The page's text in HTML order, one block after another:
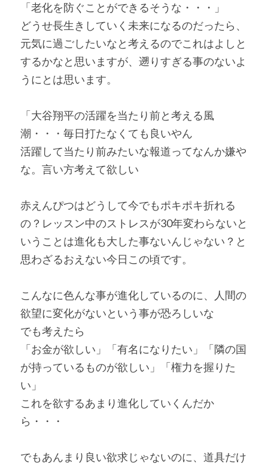
「老化を防ぐことができるそうな・・・」
どうせ長生きしていく未来になるのだったら、
元気に過ごしたいなと考えるのでこれはよしと
するかなと思いますが、遡りすぎる事のないよ
うにとは思います。
「大谷翔平の活躍を当たり前と考える風
潮・・・毎日打たなくても良いやん
活躍して当たり前みたいな報道ってなんか嫌や
な。言い方考えて欲しい
赤えんぴつはどうして今でもポキポキ折れる
の？レッスン中のストレスが30年変わらないと
いうことは進化も大した事ないんじゃない？と
思わざるおえない今日この頃です。
こんなに色んな事が進化しているのに、人間の
欲望に変化がないという事が恐ろしいな
でも考えたら
「お金が欲しい」「有名になりたい」「隣の国
が持っているものが欲しい」「権力を握りた
い」
これを欲するあまり進化していくんだか
ら・・・
でもあんまり良い欲求じゃないのに、道具だけ